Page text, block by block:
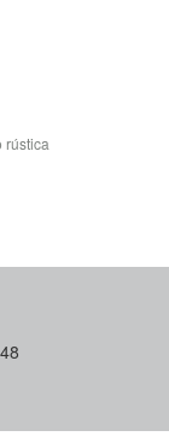
rústica